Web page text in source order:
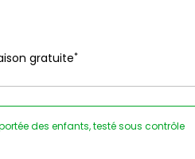
gratuite*
des enfants, testé sous contrôle